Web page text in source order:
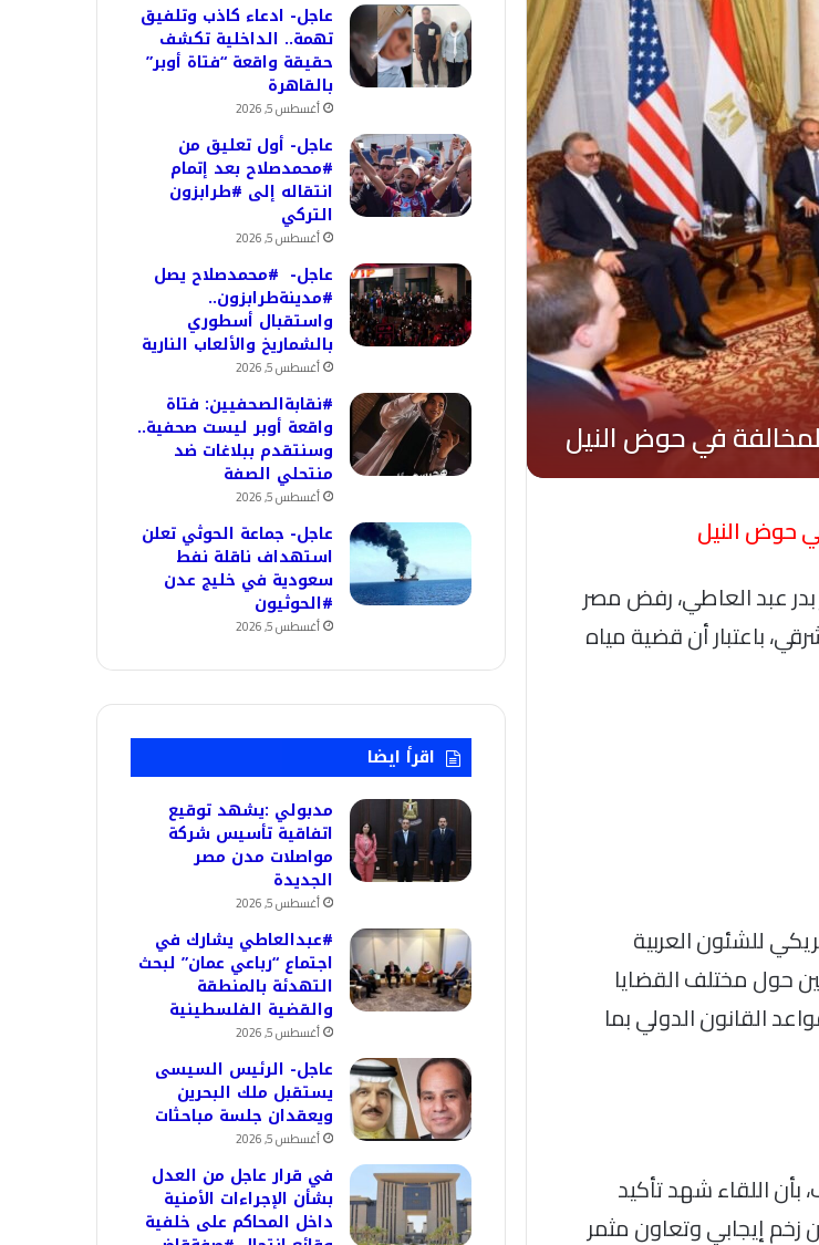
حوض النيل
بدر عبد العاطي، رفض مصر
باعتبار أن قضية مياه
للشئون العربية
حول مختلف القضايا
القانون الدولي بما
بأن اللقاء شهد تأكيد
زخم إيجابي وتعاون مثمر
عاجل- ادعاء كاذب وتلفيق
تهمة.. الداخلية تكشف
حقيقة واقعة “فتاة أوبر”
بالقاهرة
أغسطس 5, 2026
عاجل- أول تعليق من
#محمدصلاح بعد إتمام
انتقاله إلى #طرابزون
التركي
أغسطس 5, 2026
عاجل- #محمدصلاح يصل
#مدينةطرابزون..
واستقبال أسطوري
بالشماريخ والألعاب النارية
أغسطس 5, 2026
#نقابةالصحفيين: فتاة
واقعة أوبر ليست صحفية..
وسنتقدم ببلاغات ضد
منتحلي الصفة
أغسطس 5, 2026
عاجل- جماعة الحوثي تعلن
استهداف ناقلة نفط
سعودية في خليج عدن
#الحوثيون
أغسطس 5, 2026
اقرأ ايضا
مدبولي :يشهد توقيع
اتفاقية تأسيس شركة
مواصلات مدن مصر
الجديدة
أغسطس 5, 2026
#عبدالعاطي يشارك في
اجتماع “رباعي عمان” لبحث
التهدئة بالمنطقة
والقضية الفلسطينية
أغسطس 5, 2026
عاجل- الرئيس السيسى
يستقبل ملك البحرين
ويعقدان جلسة مباحثات
أغسطس 5, 2026
في قرار عاجل من العدل
بشأن الإجراءات الأمنية
داخل المحاكم على خلفية